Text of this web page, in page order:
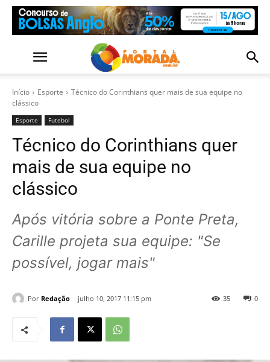
Início Esporte
Técnico do Corinthians quer mais de sua equipe no
clássico
Esporte Futebol
Técnico do Corinthians quer
mais de sua equipe no
clássico
Após vitória sobre a Ponte Preta,
Carille projeta sua equipe: "Se
possível, jogar mais"
Por Redação julho 10, 2017 11:15 pm 0
35